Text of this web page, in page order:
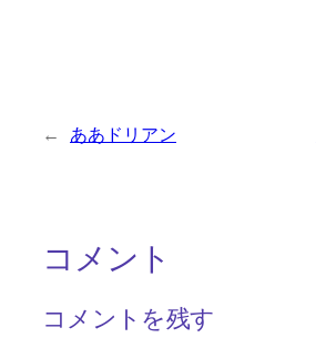
← ああドリアン
コメント
コメントを残す